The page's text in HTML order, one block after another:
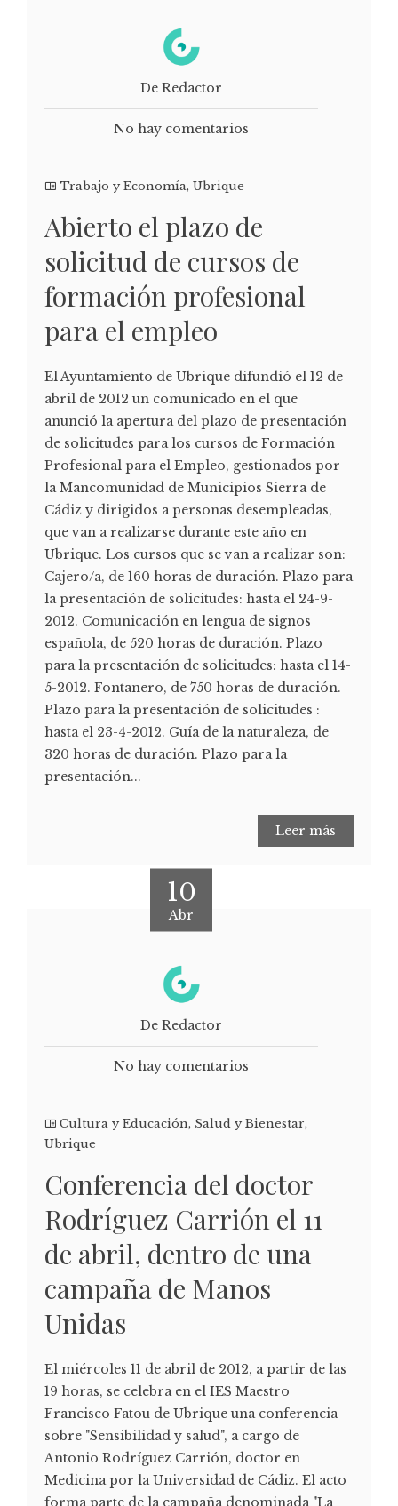
De Redactor
No hay comentarios
Trabajo y Economía, Ubrique
Abierto el plazo de
solicitud de cursos de
formación profesional
para el empleo
El Ayuntamiento de Ubrique difundió el 12 de
abril de 2012 un comunicado en el que
anunció la apertura del plazo de presentación
de solicitudes para los cursos de Formación
Profesional para el Empleo, gestionados por
la Mancomunidad de Municipios Sierra de
Cádiz y dirigidos a personas desempleadas,
que van a realizarse durante este año en
Ubrique. Los cursos que se van a realizar son:
Cajero/a, de 160 horas de duración. Plazo para
la presentación de solicitudes: hasta el 24-9-
2012. Comunicación en lengua de signos
española, de 520 horas de duración. Plazo
para la presentación de solicitudes: hasta el 14-
5-2012. Fontanero, de 750 horas de duración.
Plazo para la presentación de solicitudes :
hasta el 23-4-2012. Guía de la naturaleza, de
320 horas de duración. Plazo para la
presentación...
Leer más
10
Abr
De Redactor
No hay comentarios
Cultura y Educación, Salud y Bienestar,
Ubrique
Conferencia del doctor
Rodríguez Carrión el 11
de abril, dentro de una
campaña de Manos
Unidas
El miércoles 11 de abril de 2012, a partir de las
19 horas, se celebra en el IES Maestro
Francisco Fatou de Ubrique una conferencia
sobre "Sensibilidad y salud", a cargo de
Antonio Rodríguez Carrión, doctor en
Medicina por la Universidad de Cádiz. El acto
forma parte de la campaña denominada "La